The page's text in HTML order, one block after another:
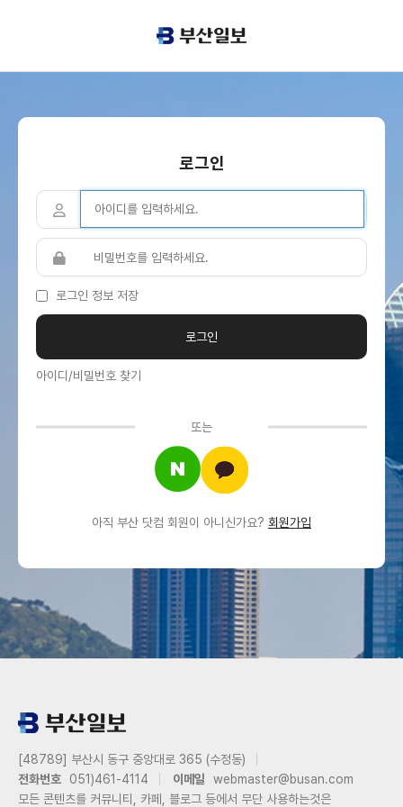
로그인
로그인 정보 저장
아이디/비밀번호 찾기
또는
아직 부산 닷컴 회원이 아니신가요? 회원가입
[48789] 부산시 동구 중앙대로 365 (수정동)
전화번호
051)461-4114 이메일
webmaster@busan.com
모든 콘텐츠를 커뮤니티, 카페, 블로그 등에서 무단 사용하는것은